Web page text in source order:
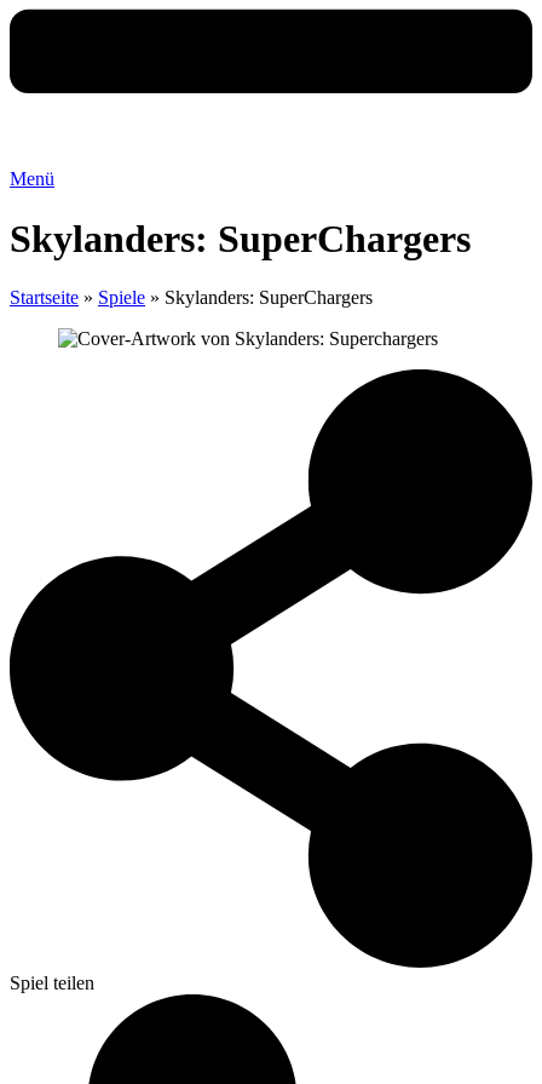
Menü
Skylanders: SuperChargers
Startseite » Spiele » Skylanders: SuperChargers
Spiel teilen